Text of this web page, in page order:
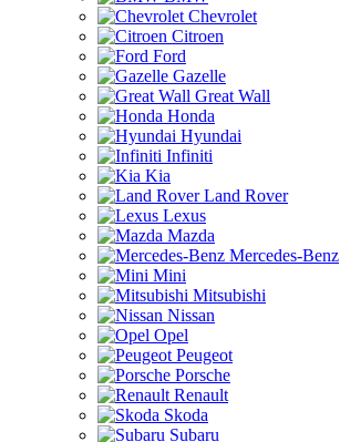
Chevrolet
Citroen
Ford
Gazelle
Great Wall
Honda
Hyundai
Infiniti
Kia
Land Rover
Lexus
Mazda
Mercedes-Benz
Mini
Mitsubishi
Nissan
Opel
Peugeot
Porsche
Renault
Skoda
Subaru